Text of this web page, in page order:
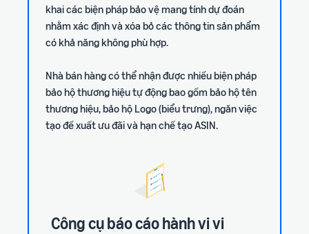
khai các biện pháp bảo vệ mang tính dự đoán
nhằm xác định và xóa bỏ các thông tin sản phẩm
có khả năng không phù hợp.
Nhà bán hàng có thể nhận được nhiều biện pháp
bảo hộ thương hiệu tự động bao gồm bảo hộ tên
thương hiệu, bảo hộ Logo (biểu trưng), ngăn việc
tạo đề xuất ưu đãi và hạn chế tạo ASIN.
Công cụ báo cáo hành vi vi